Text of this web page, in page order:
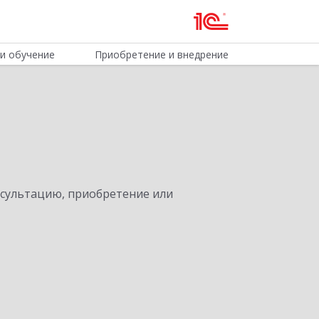
обучение Приобретение и внедрение
приобретение или